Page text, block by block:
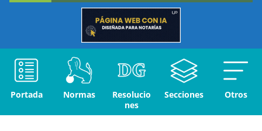
Portada Normas
Resolucio
nes
Secciones Otros